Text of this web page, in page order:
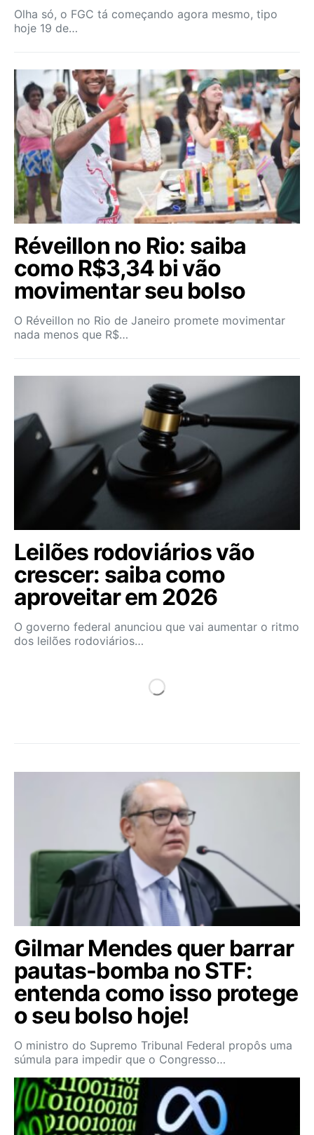
Olha só, o FGC tá começando agora mesmo, tipo
hoje 19 de…
Réveillon no Rio: saiba
como R$3,34 bi vão
movimentar seu bolso
O Réveillon no Rio de Janeiro promete movimentar
nada menos que R$…
Leilões rodoviários vão
crescer: saiba como
aproveitar em 2026
O governo federal anunciou que vai aumentar o ritmo
dos leilões rodoviários…
Gilmar Mendes quer barrar
pautas-bomba no STF:
entenda como isso protege
o seu bolso hoje!
O ministro do Supremo Tribunal Federal propôs uma
súmula para impedir que o Congresso…